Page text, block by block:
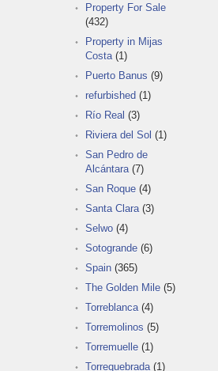
Property For Sale
(432)
Property in Mijas
Costa (1)
Puerto Banus (9)
refurbished (1)
Río Real (3)
Riviera del Sol (1)
San Pedro de
Alcántara (7)
San Roque (4)
Santa Clara (3)
Selwo (4)
Sotogrande (6)
Spain (365)
The Golden Mile (5)
Torreblanca (4)
Torremolinos (5)
Torremuelle (1)
Torrequebrada (1)